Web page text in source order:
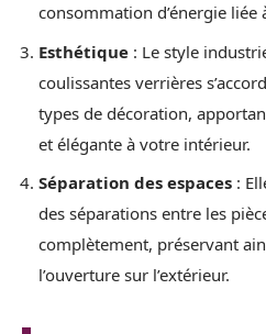
consommation d’énergie liée
Esthétique : Le style
coulissantes verrières
types de décoration,
et élégante à votre intérieur.
Séparation des espaces :
des séparations entre les
complètement, préservant
l’ouverture sur l’extérieur.